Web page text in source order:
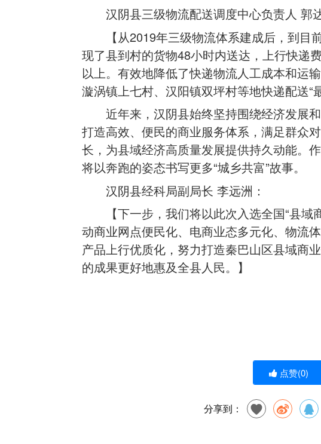
汉阴县三级物流配送调度中心负责人 郭
【从2019年三级物流体系建成后，到
现了县到村的货物48小时内送达，上行快递
以上。有效地降低了快递物流人工成本和运
漩涡镇上七村、汉阳镇双坪村等地快递配送“
近年来，汉阴县始终坚持围绕经济发展
打造高效、便民的商业服务体系，满足群众
长，为县域经济高质量发展提供持久动能。
将以奔跑的姿态书写更多“城乡共富”故事。
汉阴县经科局副局长 李远洲：
【下一步，我们将以此次入选全国“县
动商业网点便民化、电商业态多元化、物流
产品上行优质化，努力打造秦巴山区县域商
的成果更好地惠及全县人民。】
点赞(0)
分享到：